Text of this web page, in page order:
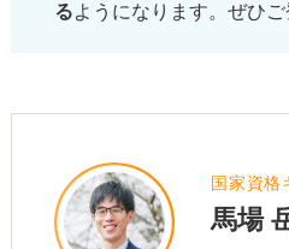
るようになります。ぜひご
国家資格
馬場